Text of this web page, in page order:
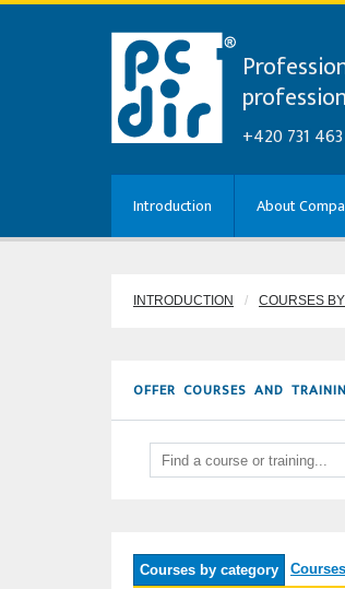
+420 731
Introduction About
INTRODUCTION COURSES
OFFER COURSES AND
Courses by category